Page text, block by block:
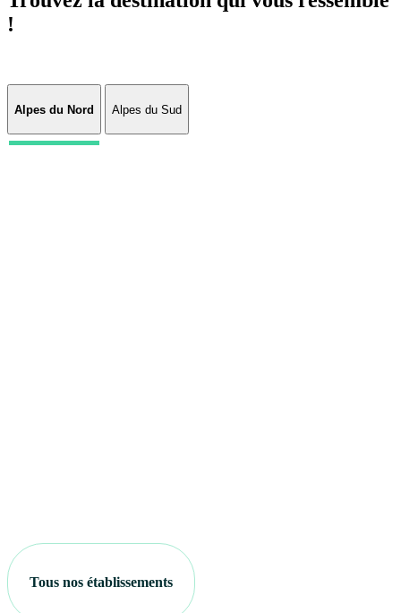
!
Alpes du Nord Alpes du Sud
Tous nos établissements